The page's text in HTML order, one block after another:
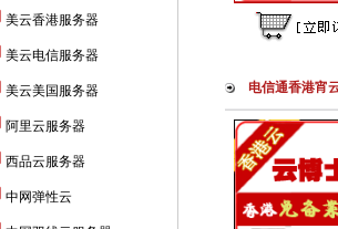
美云香港服务器
美云电信服务器
美云美国服务器
阿里云服务器
西品云服务器
中网弹性云
电信通香港宵